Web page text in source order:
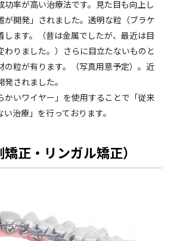
功率が高い治療法です。見た目も向上し
が開発」されました。透明な粒（ブラケ
します。（昔は金属でしたが、最近は目
わりました。）さらに目立たないものと
の粒が有ります。（写真用意予定）。近
されました。
かいワイヤー」を使用することで「従来
治療」を行っております。
正・リンガル矯正）